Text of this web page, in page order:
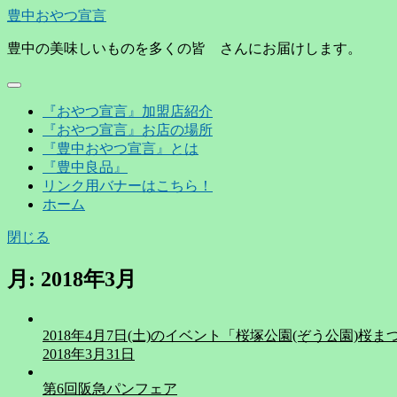
豊中おやつ宣言
豊中の美味しいものを多くの皆 さんにお届けします。
『おやつ宣言』加盟店紹介
『おやつ宣言』お店の場所
『豊中おやつ宣言』とは
『豊中良品』
リンク用バナーはこちら！
ホーム
閉じる
月: 2018年3月
2018年4月7日(土)のイベント「桜塚公園(ぞう公園)桜ま
2018年3月31日
第6回阪急パンフェア